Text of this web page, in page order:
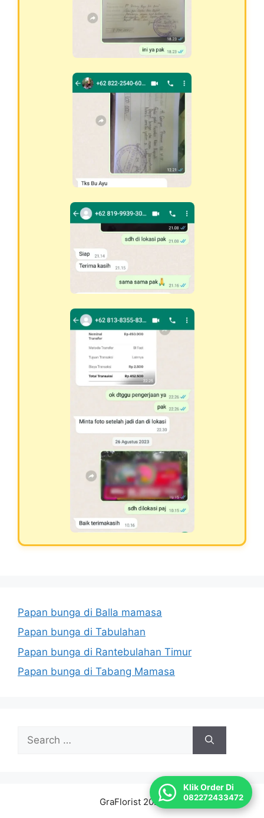
Papan bunga di Balla mamasa
Papan bunga di Tabulahan
Papan bunga di Rantebulahan Timur
Papan bunga di Tabang Mamasa
Search
for:
GraFlorist 2026
Klik Order Di
082272433472